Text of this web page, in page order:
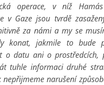
operace, v níž
v Gaze jsou tvrdě
za námi a my se
konat, jakmile to bude
o datu ani o prostředcích,
tuhle informaci druhé
nepřijmeme narušení